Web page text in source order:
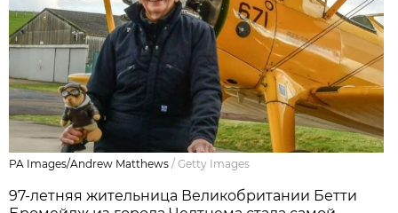
PA Images/Andrew Matthews /Getty Images
97-летняя жительница Великобритании Бетти